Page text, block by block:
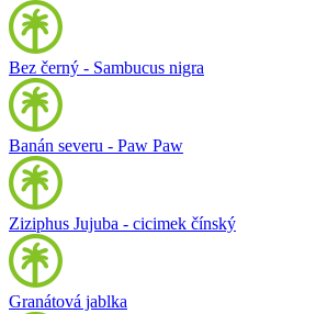
Bez černý - Sambucus nigra
Banán severu - Paw Paw
Ziziphus Jujuba - cicimek čínský
Granátová jablka